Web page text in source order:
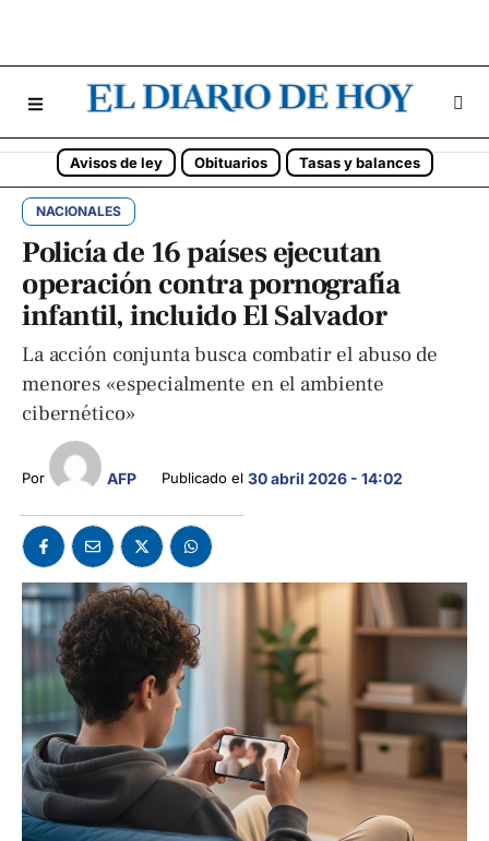
Avisos de ley Obituarios Tasas y balances
NACIONALES
Policía de 16 países ejecutan
operación contra pornografía
infantil, incluido El Salvador
La acción conjunta busca combatir el abuso de
menores «especialmente en el ambiente
cibernético»
Por AFP Publicado el 30 abril 2026 - 14:02